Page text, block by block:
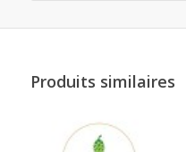
Produits similaires